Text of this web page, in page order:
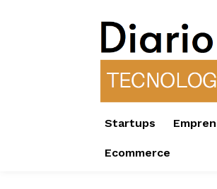
Startups
Ecommerce